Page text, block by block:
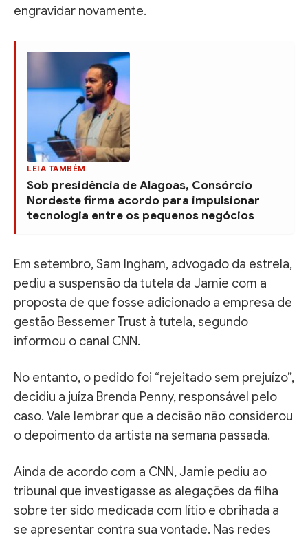
engravidar novamente.
LEIA TAMBÉM
Sob presidência de Alagoas, Consórcio
Nordeste firma acordo para impulsionar
tecnologia entre os pequenos negócios
Em setembro, Sam Ingham, advogado da estrela,
pediu a suspensão da tutela da Jamie com a
proposta de que fosse adicionado a empresa de
gestão Bessemer Trust à tutela, segundo
informou o canal CNN.
No entanto, o pedido foi “rejeitado sem prejuízo”,
decidiu a juíza Brenda Penny, responsável pelo
caso. Vale lembrar que a decisão não considerou
o depoimento da artista na semana passada.
Ainda de acordo com a CNN, Jamie pediu ao
tribunal que investigasse as alegações da filha
sobre ter sido medicada com lítio e obrihada a
se apresentar contra sua vontade. Nas redes